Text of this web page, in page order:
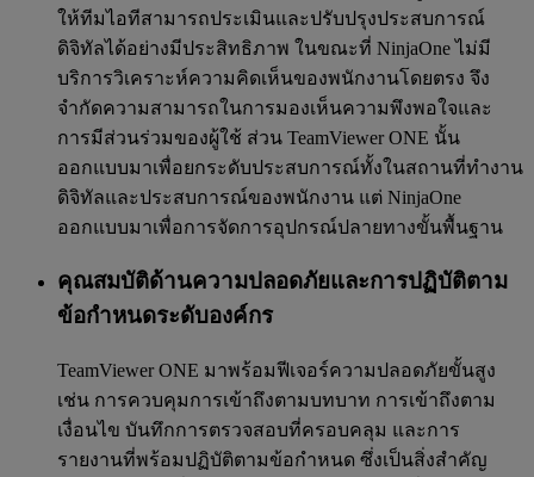
ให้ทีมไอทีสามารถประเมินและปรับปรุงประสบการณ์
ดิจิทัลได้อย่างมีประสิทธิภาพ ในขณะที่ NinjaOne ไม่มี
บริการวิเคราะห์ความคิดเห็นของพนักงานโดยตรง จึง
จำกัดความสามารถในการมองเห็นความพึงพอใจและ
การมีส่วนร่วมของผู้ใช้ ส่วน TeamViewer ONE นั้น
ออกแบบมาเพื่อยกระดับประสบการณ์ทั้งในสถานที่ทำงาน
ดิจิทัลและประสบการณ์ของพนักงาน แต่ NinjaOne
ออกแบบมาเพื่อการจัดการอุปกรณ์ปลายทางขั้นพื้นฐาน
คุณสมบัติด้านความปลอดภัยและการปฏิบัติตาม
ข้อกำหนดระดับองค์กร
TeamViewer ONE มาพร้อมฟีเจอร์ความปลอดภัยขั้นสูง
เช่น การควบคุมการเข้าถึงตามบทบาท การเข้าถึงตาม
เงื่อนไข บันทึกการตรวจสอบที่ครอบคลุม และการ
รายงานที่พร้อมปฏิบัติตามข้อกำหนด ซึ่งเป็นสิ่งสำคัญ